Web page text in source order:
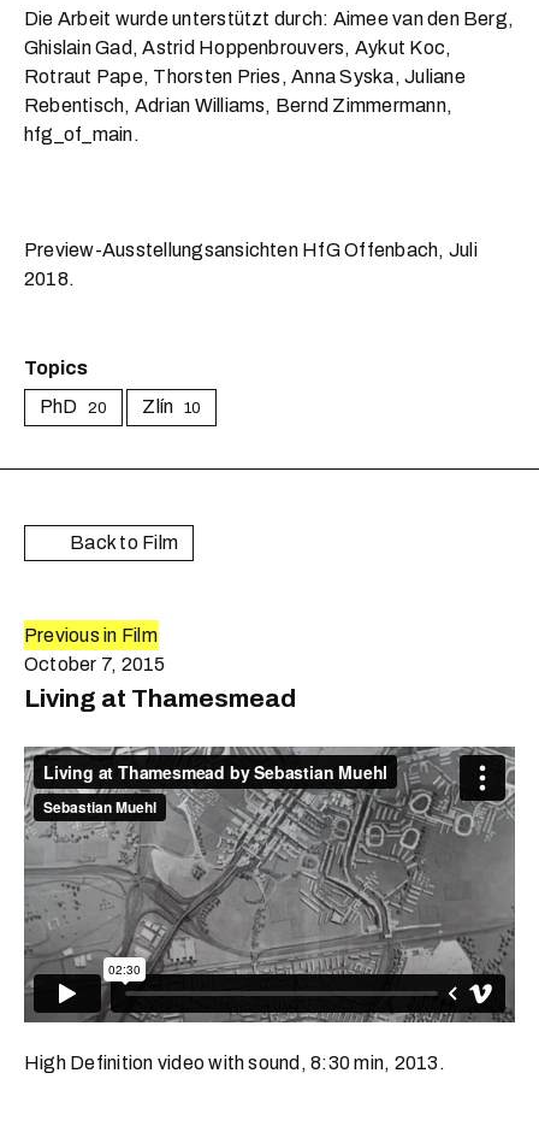
Die Arbeit wurde unterstützt durch: Aimee van den Berg,
Ghislain Gad, Astrid Hoppenbrouvers, Aykut Koc,
Rotraut Pape, Thorsten Pries, Anna Syska, Juliane
Rebentisch, Adrian Williams, Bernd Zimmermann,
hfg_of_main.
Preview-Ausstellungsansichten HfG Offenbach, Juli
2018.
Topics
PhD
20 Zlín 10
Back to Film
Previous in Film
October 7, 2015
Living at Thamesmead
High Definition video with sound, 8:30 min, 2013.